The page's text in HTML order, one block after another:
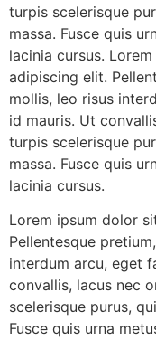
turpis scelerisque
massa. Fusce quis
lacinia cursus.
adipiscing elit.
mollis, leo risus
id mauris. Ut
turpis scelerisque
massa. Fusce quis
lacinia cursus.
Lorem ipsum dolor
Pellentesque
interdum arcu, eget
convallis, lacus nec
scelerisque purus,
Fusce quis urna